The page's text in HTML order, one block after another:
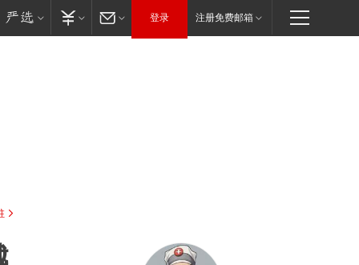
登录 注册免费邮箱